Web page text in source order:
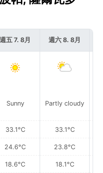
週五 7. 8月
Sunny
33.1°C
24.6°C
18.6°C
週六 8. 8月
Partly cloudy
33.1°C
23.8°C
18.1°C